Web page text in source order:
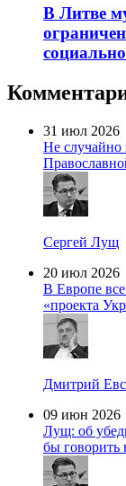
В Литве
31 июл 2026
Не случайно
Сергей Лущ
20 июл 2026
В Европе
«проекта
Дмитрий
09 июн 2026
Лущ: об
бы говорить